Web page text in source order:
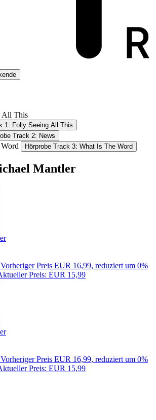
All This
1: Folly Seeing All This
Track 2: News
Hörprobe Track 3: What Is The Word
Mantler
Vorheriger Preis EUR 16,99, reduziert um 0%
Preis: EUR 15,99
Vorheriger Preis EUR 16,99, reduziert um 0%
Preis: EUR 15,99